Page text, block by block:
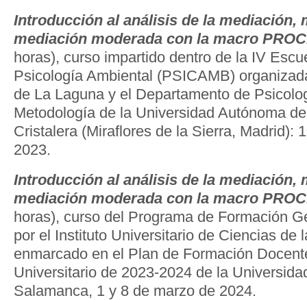
Introducción al análisis de la mediación,
mediación moderada con la macro
horas), curso impartido dentro de la IV
Psicología Ambiental (PSICAMB)
de La Laguna y el Departamento de
Metodología de la Universidad Autónoma
Cristalera (Miraflores de la Sierra, Madrid):
2023.
Introducción al análisis de la mediación,
mediación moderada con la macro
horas), curso del Programa de Formación
por el Instituto Universitario de Ciencias de
enmarcado en el Plan de Formación
Universitario de 2023-2024 de la
Salamanca, 1 y 8 de marzo de 2024.